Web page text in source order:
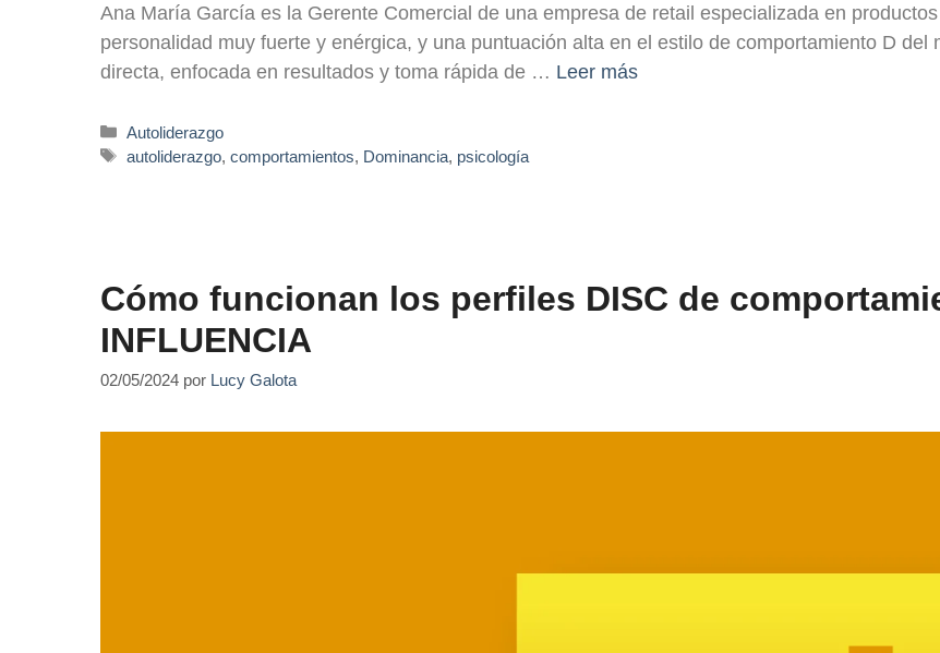
Ana María García es la Gerente Comercial de una empresa de retail especializada en
personalidad muy fuerte y enérgica, y una puntuación alta en el estilo de comportamiento D
directa, enfocada en resultados y toma rápida de … Leer más
Autoliderazgo
autoliderazgo,comportamientos, Dominancia, psicología
Cómo funcionan los perfiles DISC de
INFLUENCIA
02/05/2024 por Lucy Galota